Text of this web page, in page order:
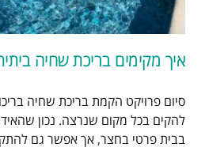
איך מקימים בריכת שחיה
סיום פרויקט הקמת בריכת שחיה
להקים בכל מקום שנרצה. נכון
בבית פרטי בחצר, אך אפשר גם